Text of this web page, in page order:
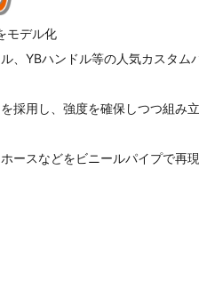
モデル化
、YBハンドル等の人気カスタム
採用し、強度を確保しつつ組み
ースなどをビニールパイプで再現